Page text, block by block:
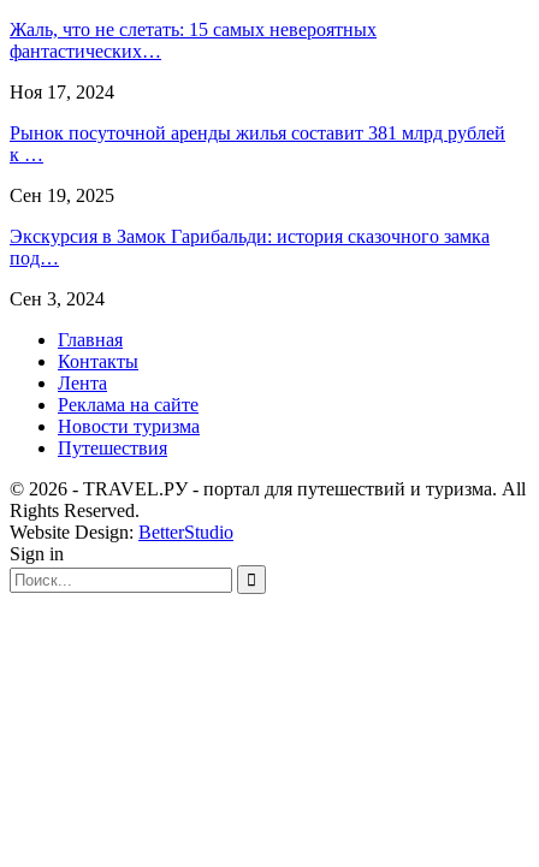
Жаль, что не слетать: 15 самых невероятных
фантастических…
Ноя 17, 2024
Рынок посуточной аренды жилья составит 381 млрд рублей
к …
Сен 19, 2025
Экскурсия в Замок Гарибальди: история сказочного замка
под…
Сен 3, 2024
Главная
Контакты
Лента
Реклама на сайте
Новости туризма
Путешествия
© 2026 - TRAVEL.РУ - портал для путешествий и туризма. All
Rights Reserved.
Website Design: BetterStudio
Sign in